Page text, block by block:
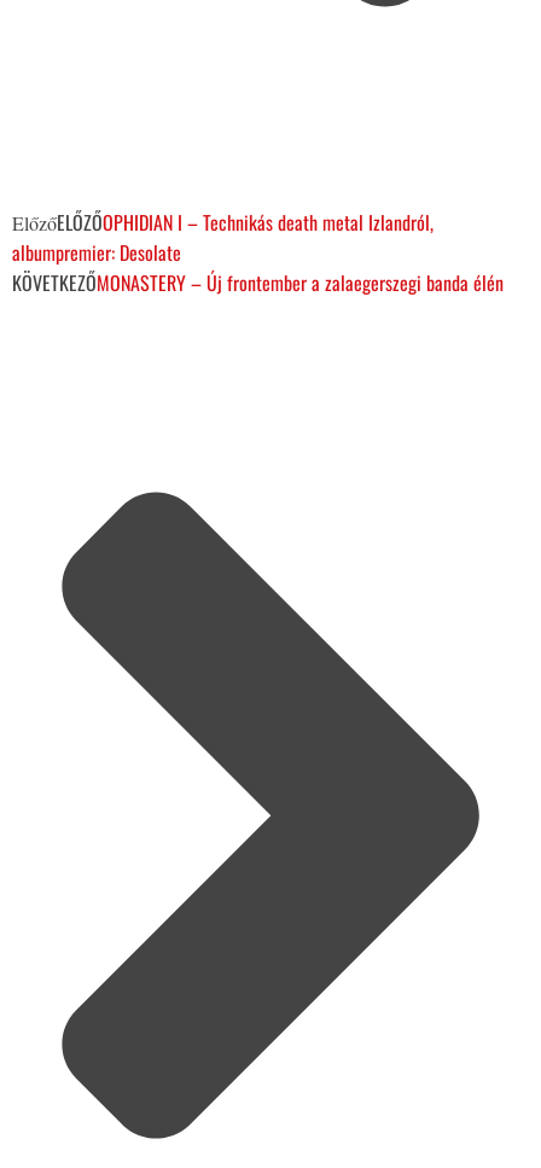
ElőzőELŐZŐOPHIDIAN I – Technikás death metal Izlandról,
albumpremier: Desolate
KÖVETKEZŐMONASTERY – Új frontember a zalaegerszegi banda élén